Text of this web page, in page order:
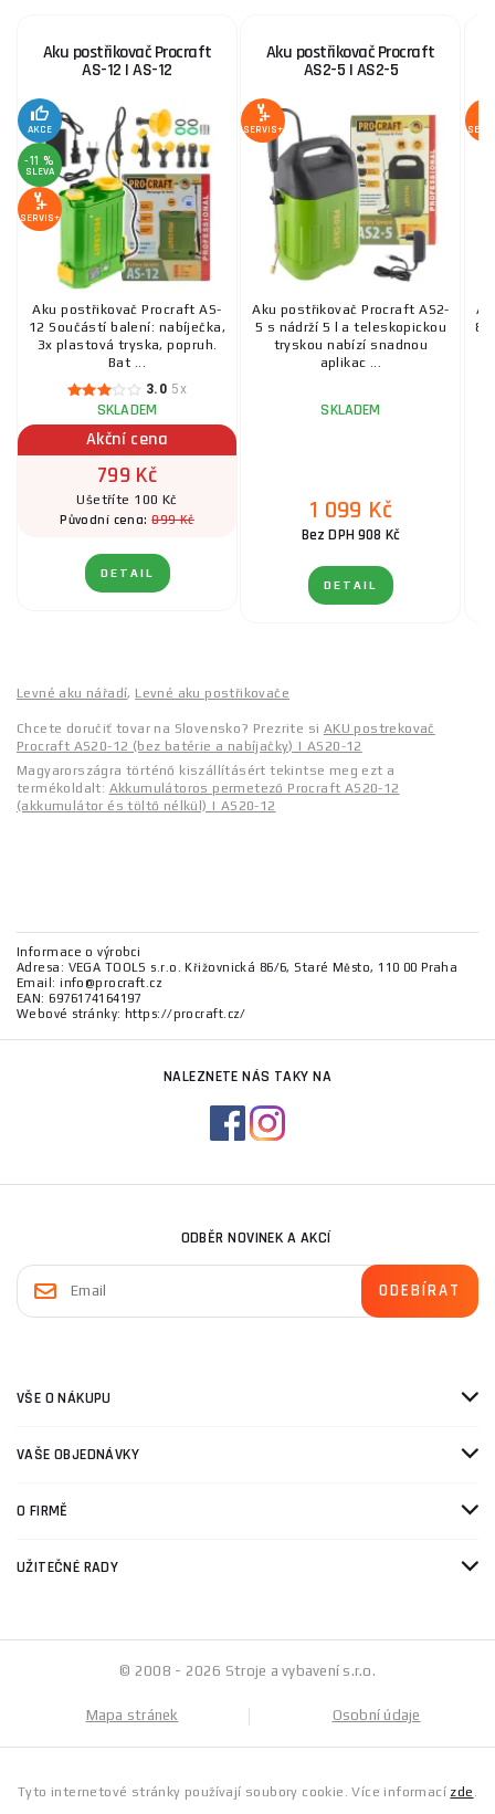
Aku postřikovač Procraft
AS-12 | AS-12
AKCE
-11 %
SLEVA
SERVIS+
Aku postřikovač Procraft AS-
12 Součástí balení: nabíječka,
3x plastová tryska, popruh.
Bat ...
3.0 5x
SKLADEM
Akční cena
799 Kč
Ušetříte 100 Kč
Původní cena:899 Kč
DETAIL
Aku postřikovač Procraft
AS2-5 | AS2-5
SERVIS+
Aku postřikovač Procraft AS2-
5 s nádrží 5 l a teleskopickou
tryskou nabízí snadnou
aplikac ...
SKLADEM
1 099 Kč
Bez DPH 908 Kč
DETAIL
8
Levné aku nářadí, Levné aku postřikovače
Chcete doručiť tovar na Slovensko? Prezrite si AKU postrekovač
Procraft AS20-12 (bez batérie a nabíjačky) | AS20-12
Magyarországra történő kiszállításért tekintse meg ezt a
termékoldalt: Akkumulátoros permetező Procraft AS20-12
(akkumulátor és töltő nélkül) | AS20-12
Informace o výrobci
Adresa: VEGA TOOLS s.r.o. Křižovnická 86/6, Staré Město, 110 00 Praha
Email: info@procraft.cz
EAN: 6976174164197
Webové stránky: https://procraft.cz/
NALEZNETE NÁS TAKY NA
ODBĚR NOVINEK A AKCÍ
VŠE O NÁKUPU
VAŠE OBJEDNÁVKY
O FIRMĚ
UŽITEČNÉ RADY
© 2008 - 2026 Stroje a vybavení s.r.o.
Mapa stránek Osobní údaje
Tyto internetové stránky používají soubory cookie. Více informací zde .